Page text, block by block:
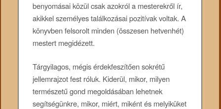
benyomásai közül csak azokról a mesterekről ír,
akikkel személyes találkozásai pozitívak voltak. A
könyvben felsorolt minden (összesen hetvenhét)
mestert megidézett.
Tárgyilagos, mégis érdekfeszítően sokrétű
jellemrajzot fest róluk. Kiderül, mikor, milyen
természetű gond megoldásában lehetnek
segítségünkre, mikor, miért, miként és melyiküket